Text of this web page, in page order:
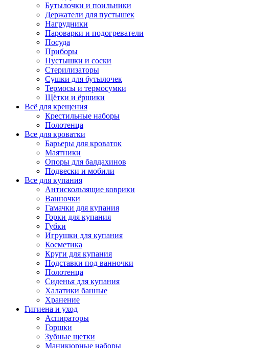
Бутылочки и поильники
Держатели для пустышек
Нагрудники
Пароварки и подогреватели
Посуда
Приборы
Пустышки и соски
Стерилизаторы
Сушки для бутылочек
Термосы и термосумки
Щётки и ёршики
Всё для крещения
Крестильные наборы
Полотенца
Все для кроватки
Барьеры для кроваток
Маятники
Опоры для балдахинов
Подвески и мобили
Все для купания
Антискользящие коврики
Ванночки
Гамачки для купания
Горки для купания
Губки
Игрушки для купания
Косметика
Круги для купания
Подставки под ванночки
Полотенца
Сиденья для купания
Халатики банные
Хранение
Гигиена и уход
Аспираторы
Горшки
Зубные щетки
Маникюрные наборы